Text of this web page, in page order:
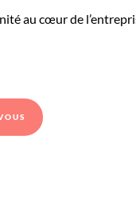
au cœur de